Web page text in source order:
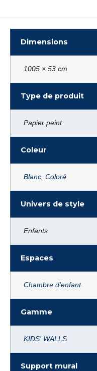
Dimensions
1005 × 53 cm
Type de produit
Papier peint
Coleur
Blanc Coloré
Univers de style
Enfants
Espaces
Chambre d'enfant
Gamme
KIDS' WALLS
Support mural